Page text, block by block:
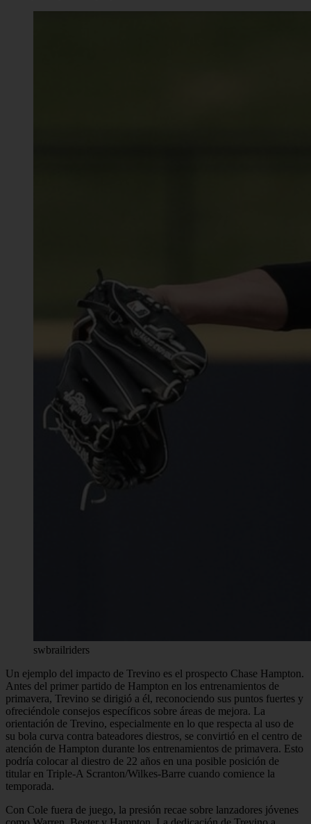
swbrailriders
Un ejemplo del impacto de Trevino es el prospecto Chase Hampton.
Antes del primer partido de Hampton en los entrenamientos de
primavera, Trevino se dirigió a él, reconociendo sus puntos fuertes y
ofreciéndole consejos específicos sobre áreas de mejora. La
orientación de Trevino, especialmente en lo que respecta al uso de
su bola curva contra bateadores diestros, se convirtió en el centro de
atención de Hampton durante los entrenamientos de primavera. Esto
podría colocar al diestro de 22 años en una posible posición de
titular en Triple-A Scranton/Wilkes-Barre cuando comience la
temporada.
Con Cole fuera de juego, la presión recae sobre lanzadores jóvenes